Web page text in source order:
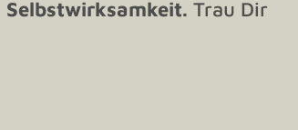
Trau Dir